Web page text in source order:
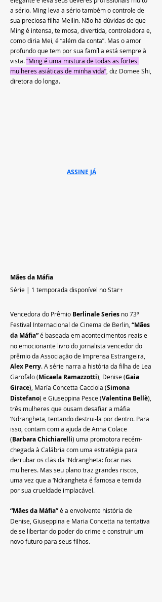
a sério. Ming leva a sério também o controle de
sua preciosa filha Meilin. Não há dúvidas de que
Ming é intensa, teimosa, divertida, controladora e,
como diria Mei, é “além da conta”. Mas o amor
profundo que tem por sua família está sempre à
vista. “Ming é uma mistura de todas as fortes
mulheres asiáticas de minha vida” , diz Domee Shi,
diretora do longa.
ASSINE JÁ
Mães da Máfia
Série | 1 temporada disponível no Star+
Vencedora do Prêmio Berlinale Series no 73º
Festival Internacional de Cinema de Berlin, “Mães
da Máfia” é baseada em acontecimentos reais e
no emocionante livro do jornalista vencedor do
prêmio da Associação de Imprensa Estrangeira,
Alex Perry. A série narra a história da filha de Lea
Garofalo (Micaela Ramazzotti), Denise (Gaia
Girace), María Concetta Cacciola (Simona
Distefano) e Giuseppina Pesce (Valentina Bellè),
três mulheres que ousam desafiar a máfia
‘Ndrangheta, tentando destrui-la por dentro. Para
isso, contam com a ajuda de Anna Colace
(Barbara Chichiarelli) uma promotora recém-
chegada à Calábria com uma estratégia para
derrubar os clãs da 'Ndrangheta: focar nas
mulheres. Mas seu plano traz grandes riscos,
uma vez que a ‘Ndrangheta é famosa e temida
por sua crueldade implacável.
“Mães da Máfia” é a envolvente história de
Denise, Giuseppina e Maria Concetta na tentativa
de se libertar do poder do crime e construir um
novo futuro para seus filhos.